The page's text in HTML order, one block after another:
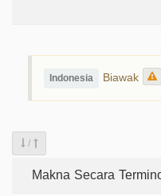
Indonesia Biawak
/
Makna Secara